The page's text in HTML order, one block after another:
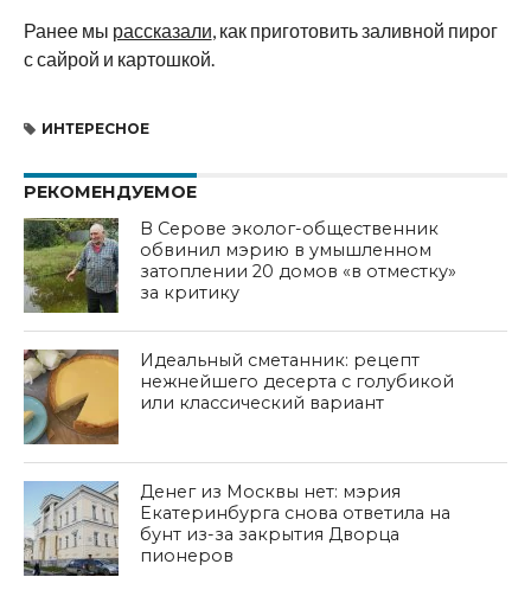
Ранее мы рассказали, как приготовить заливной пирог
с сайрой и картошкой.
ИНТЕРЕСНОЕ
РЕКОМЕНДУЕМОЕ
В Серове эколог-общественник
обвинил мэрию в умышленном
затоплении 20 домов «в отместку»
за критику
Идеальный сметанник: рецепт
нежнейшего десерта с голубикой
или классический вариант
Денег из Москвы нет: мэрия
Екатеринбурга снова ответила на
бунт из-за закрытия Дворца
пионеров